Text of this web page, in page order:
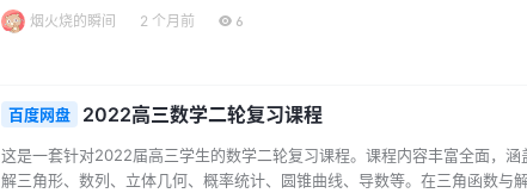
别提供了应对开学考的策略以及选择适合自己的学习策略和节奏的方法。这
难点，从方法、规划、策略、心态等多维度给予学生全方位指导，帮助学生
烟火烧的瞬间 2 个月前 6
百度网盘 2022高三数学二轮复习课程
这是一套针对2022届高三学生的数学二轮复习课程。课程内容丰富全面，
解三角形、数列、立体几何、概率统计、圆锥曲线、导数等。在三角函数与